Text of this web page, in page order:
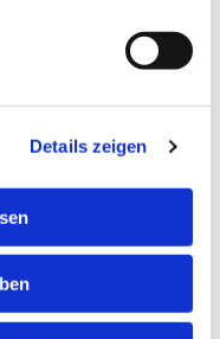
Details zeigen